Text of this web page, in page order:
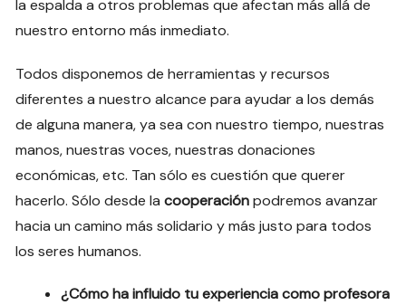
la espalda a otros problemas que afectan más allá de
nuestro entorno más inmediato.
Todos disponemos de herramientas y recursos
diferentes a nuestro alcance para ayudar a los demás
de alguna manera, ya sea con nuestro tiempo, nuestras
manos, nuestras voces, nuestras donaciones
económicas, etc. Tan sólo es cuestión que querer
hacerlo. Sólo desde lacooperaciónpodremos avanzar
hacia un camino más solidario y más justo para todos
los seres humanos.
¿Cómo ha influido tu experiencia como profesora